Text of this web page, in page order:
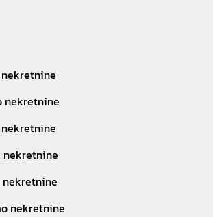
nekretnine
nekretnine
nekretnine
nekretnine